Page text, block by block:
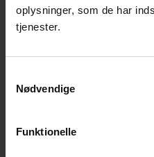
oplysninger, som de har
tjenester.
Nødvendige
Funktionelle